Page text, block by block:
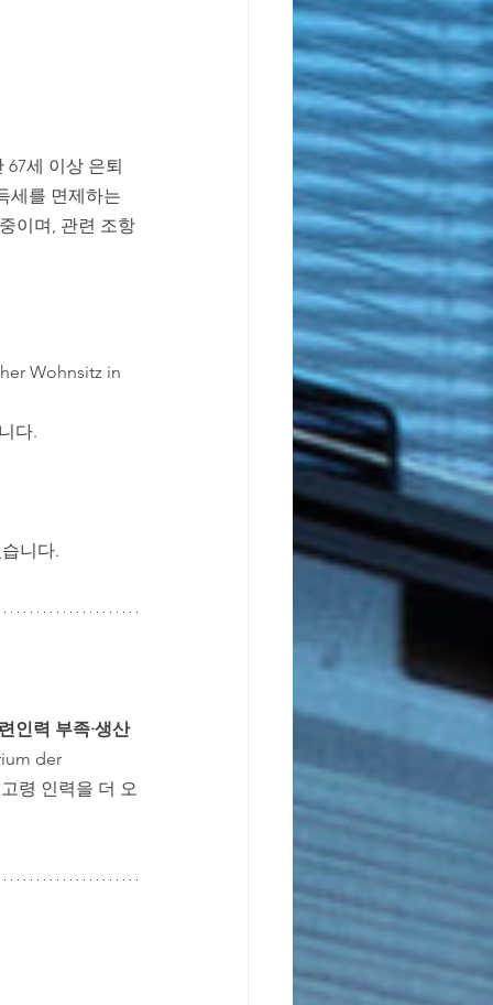
세 이상 은퇴
세를 면제하는
이며, 관련 조항
Wohnsitz in
다.
니다.
인력 부족·생산
der
령 인력을 더 오